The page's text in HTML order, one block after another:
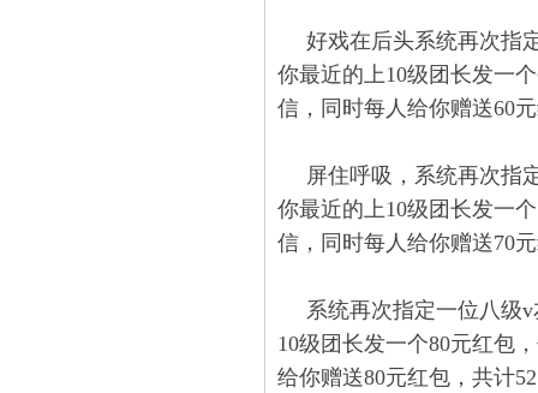
好戏在后头系统再次指
你最近的上10级团长发一
信，同时每人给你赠送60
屏住呼吸，系统再次指
你最近的上10级团长发一
信，同时每人给你赠送70
系统再次指定一位八级
10级团长发一个80元红包
给你赠送80元红包，共计